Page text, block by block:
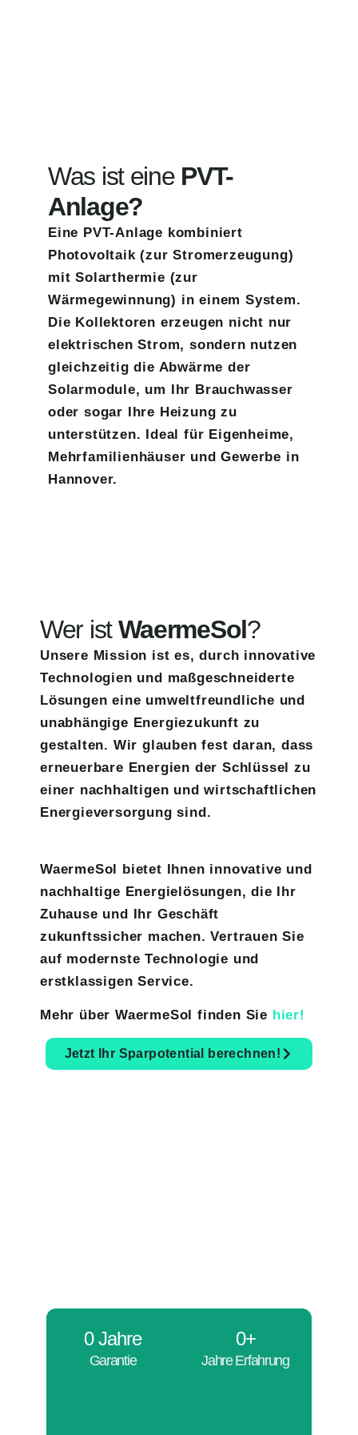
Was ist eine PVT-
Anlage?
Eine PVT-Anlage kombiniert
Photovoltaik (zur Stromerzeugung)
mitSolarthermie (zur
Wärmegewinnung) in einem System.
Die Kollektoren erzeugen nicht nur
elektrischen Strom, sondern nutzen
gleichzeitig die Abwärme der
Solarmodule, um Ihr Brauchwasser
oder sogar Ihre Heizung zu
unterstützen. Ideal für Eigenheime,
Mehrfamilienhäuser und Gewerbe in
Hannover.
Garantie
0 Jahre
Jahre Erfahrung
0+
Wer istWaermeSol?
Unsere Mission ist es, durch innovative
Technologien und maßgeschneiderte
Lösungen eine umweltfreundliche und
unabhängige Energiezukunft zu
gestalten. Wir glauben fest daran, dass
erneuerbare Energien der Schlüssel zu
einer nachhaltigen und wirtschaftlichen
Energieversorgung sind.
WaermeSol bietet Ihnen innovative und
nachhaltige Energielösungen, die Ihr
Zuhause und Ihr Geschäft
zukunftssicher machen. Vertrauen Sie
auf modernste Technologie und
erstklassigen Service.
Mehr über WaermeSol finden Sie hier!
Jetzt Ihr Sparpotential berechnen!